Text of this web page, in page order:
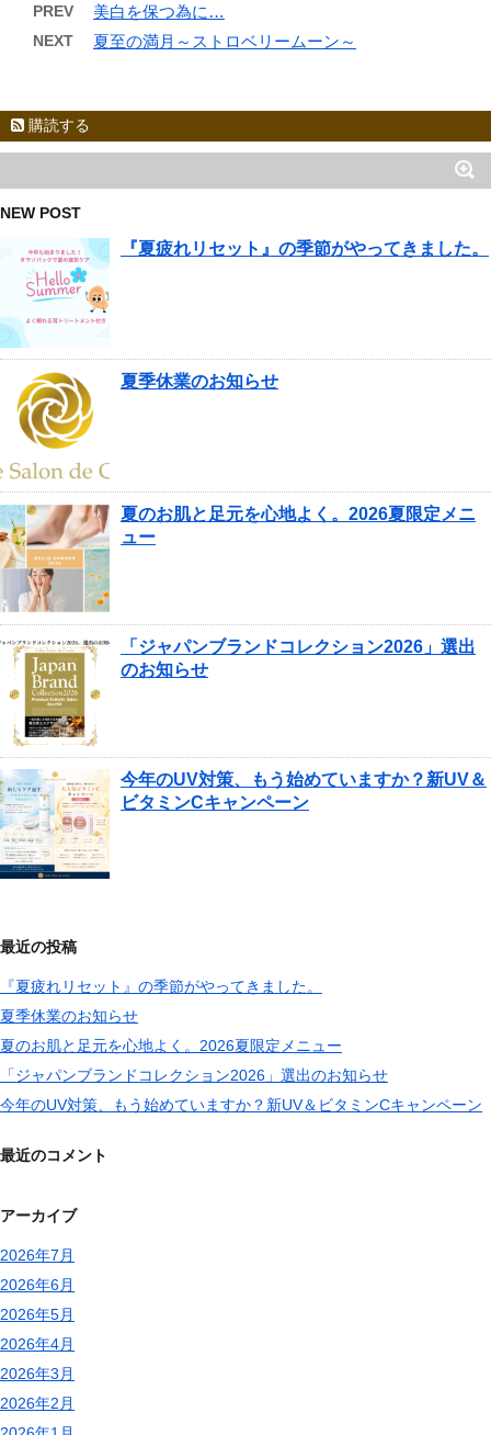
PREV 美白を保つ為に…
NEXT 夏至の満月～ストロベリームーン～
購読する
NEW POST
『夏疲れリセット』の季節がやってきました。
夏季休業のお知らせ
夏のお肌と足元を心地よく。2026夏限定メニ
ュー
「ジャパンブランドコレクション2026」選出
のお知らせ
今年のUV対策、もう始めていますか？新UV＆
ビタミンCキャンペーン
最近の投稿
『夏疲れリセット』の季節がやってきました。
夏季休業のお知らせ
夏のお肌と足元を心地よく。2026夏限定メニュー
「ジャパンブランドコレクション2026」選出のお知らせ
今年のUV対策、もう始めていますか？新UV＆ビタミンCキャンペーン
最近のコメント
アーカイブ
2026年7月
2026年6月
2026年5月
2026年4月
2026年3月
2026年2月